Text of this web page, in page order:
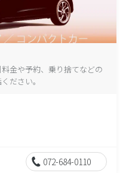
金や予約、乗り捨てなどの
ださい。
072-684-0110